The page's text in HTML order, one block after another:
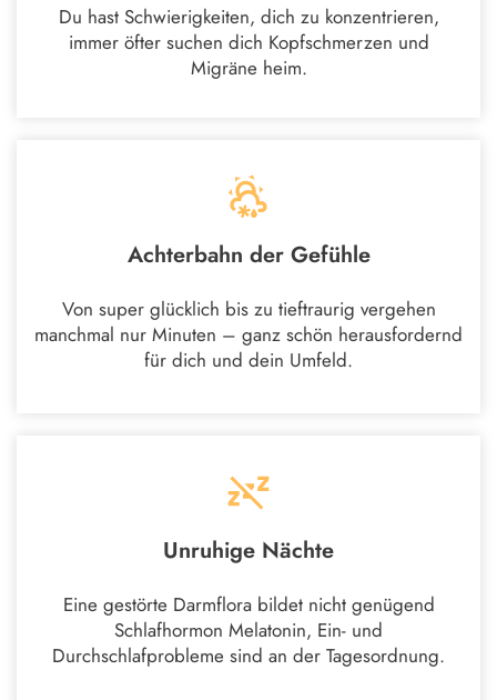
Du hast Schwierigkeiten, dich zu konzentrieren,
immer öfter suchen dich Kopfschmerzen und
Migräne heim.
Achterbahn der Gefühle
Von super glücklich bis zu tieftraurig vergehen
manchmal nur Minuten – ganz schön herausfordernd
für dich und dein Umfeld.
Unruhige Nächte
Eine gestörte Darmflora bildet nicht genügend
Schlafhormon Melatonin, Ein- und
Durchschlafprobleme sind an der Tagesordnung.